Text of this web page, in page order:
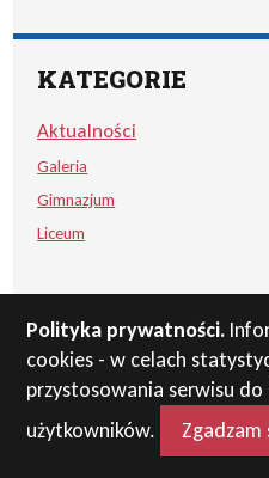
KATEGORIE
Aktualności
Galeria
Gimnazjum
Liceum
Polityka prywatności.
cookies - w celach
przystosowania serwisu
użytkowników.
Zgadzam